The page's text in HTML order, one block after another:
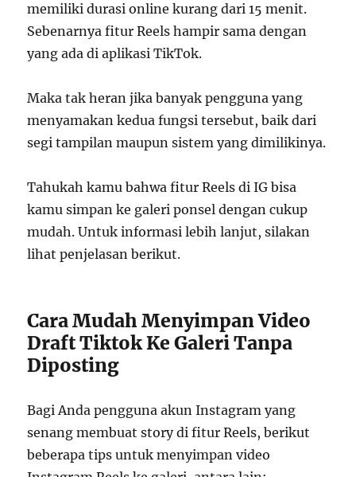
memiliki durasi online kurang dari 15 menit.
Sebenarnya fitur Reels hampir sama dengan
yang ada di aplikasi TikTok.
Maka tak heran jika banyak pengguna yang
menyamakan kedua fungsi tersebut, baik dari
segi tampilan maupun sistem yang dimilikinya.
Tahukah kamu bahwa fitur Reels di IG bisa
kamu simpan ke galeri ponsel dengan cukup
mudah. Untuk informasi lebih lanjut, silakan
lihat penjelasan berikut.
Cara Mudah Menyimpan Video
Draft Tiktok Ke Galeri Tanpa
Diposting
Bagi Anda pengguna akun Instagram yang
senang membuat story di fitur Reels, berikut
beberapa tips untuk menyimpan video